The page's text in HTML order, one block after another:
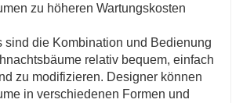
zu höheren Wartungskosten
sind die Kombination und Bedienung
relativ bequem, einfach
zu modifizieren. Designer können
in verschiedenen Formen und